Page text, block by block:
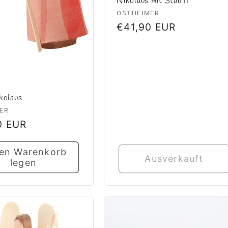
EUR
Warenkorb
legen
Anbieter:
OSTHEIMER
Normaler
€41,90 EUR
Ausverkauft